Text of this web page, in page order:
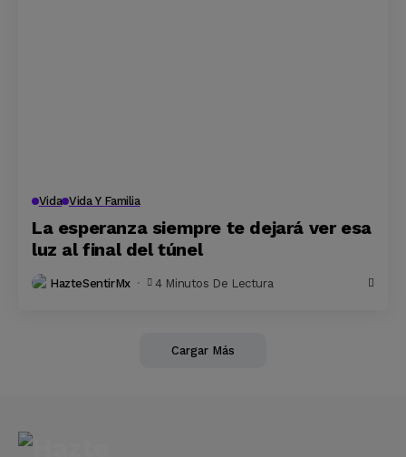
Vida Vida Y Familia
La esperanza siempre te dejará ver esa
luz al final del túnel
HazteSentirMx 4 Minutos De Lectura
Cargar Más